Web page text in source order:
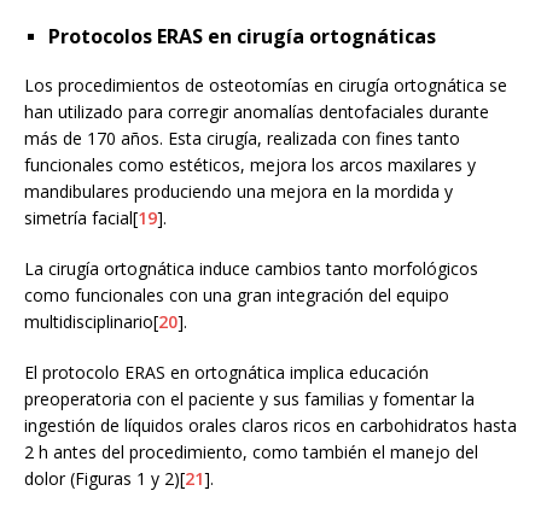
Protocolos ERAS en cirugía ortognáticas
Los procedimientos de osteotomías en cirugía ortognática se
han utilizado para corregir anomalías dentofaciales durante
más de 170 años. Esta cirugía, realizada con fines tanto
funcionales como estéticos, mejora los arcos maxilares y
mandibulares produciendo una mejora en la mordida y
simetría facial[19].
La cirugía ortognática induce cambios tanto morfológicos
como funcionales con una gran integración del equipo
multidisciplinario[20].
El protocolo ERAS en ortognática implica educación
preoperatoria con el paciente y sus familias y fomentar la
ingestión de líquidos orales claros ricos en carbohidratos hasta
2 h antes del procedimiento, como también el manejo del
dolor (Figuras 1 y 2)[21].